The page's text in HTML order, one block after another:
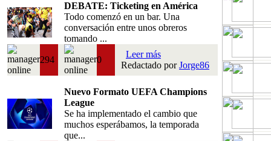
DEBATE: Ticketing en América
Todo comenzó en un bar. Una
conversación entre unos obreros
tomando ...
294 0
Leer más
Redactado porJorge86
Nuevo Formato UEFA Champions
League
Se ha implementado el cambio que
muchos esperábamos, la temporada
que...